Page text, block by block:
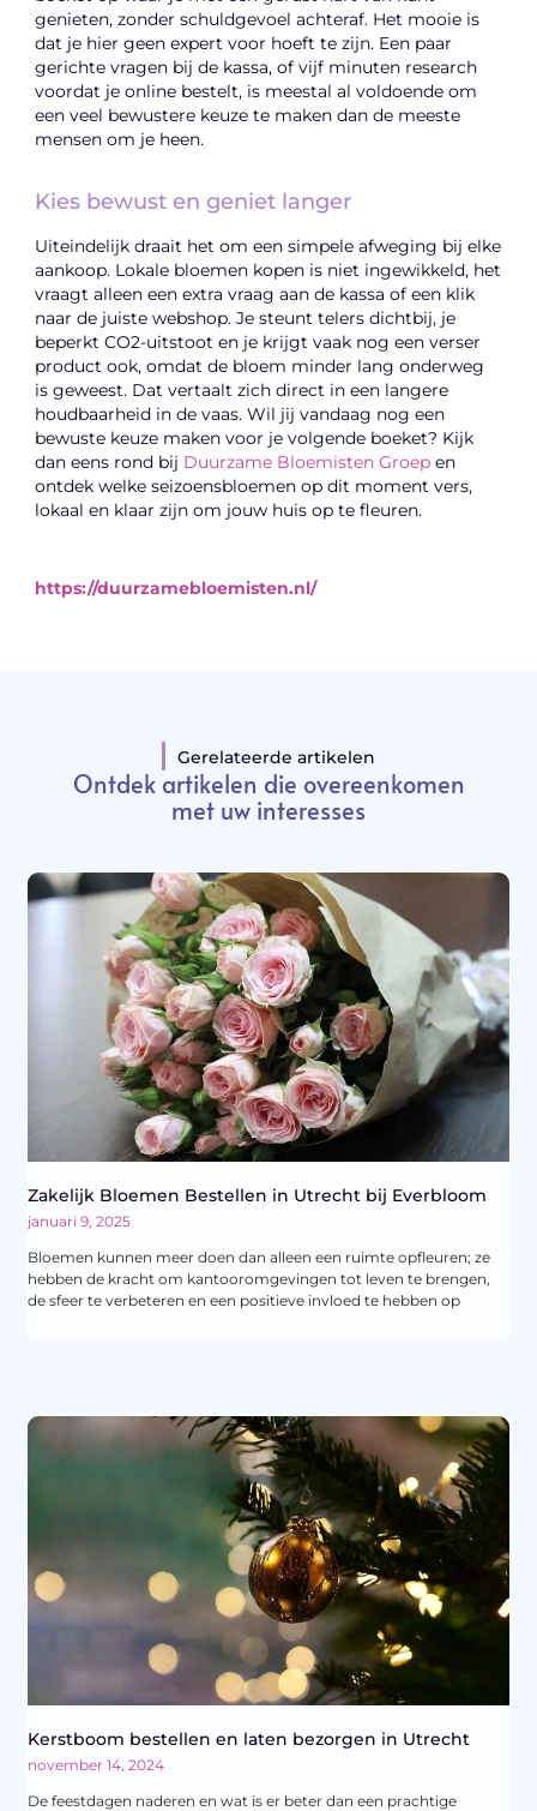
genieten, zonder schuldgevoel achteraf. Het mooie is
dat je hier geen expert voor hoeft te zijn. Een paar
gerichte vragen bij de kassa, of vijf minuten research
voordat je online bestelt, is meestal al voldoende om
een veel bewustere keuze te maken dan de meeste
mensen om je heen.
Kies bewust en geniet langer
Uiteindelijk draait het om een simpele afweging bij elke
aankoop. Lokale bloemen kopen is niet ingewikkeld, het
vraagt alleen een extra vraag aan de kassa of een klik
naar de juiste webshop. Je steunt telers dichtbij, je
beperkt CO2-uitstoot en je krijgt vaak nog een verser
product ook, omdat de bloem minder lang onderweg
is geweest. Dat vertaalt zich direct in een langere
houdbaarheid in de vaas. Wil jij vandaag nog een
bewuste keuze maken voor je volgende boeket? Kijk
dan eens rond bij Duurzame Bloemisten Groep en
ontdek welke seizoensbloemen op dit moment vers,
lokaal en klaar zijn om jouw huis op te fleuren.
https://duurzamebloemisten.nl/
Gerelateerde artikelen
Ontdek artikelen die overeenkomen
met uw interesses
Zakelijk Bloemen Bestellen in Utrecht bij Everbloom
januari 9, 2025
Bloemen kunnen meer doen dan alleen een ruimte opfleuren; ze
hebben de kracht om kantooromgevingen tot leven te brengen,
de sfeer te verbeteren en een positieve invloed te hebben op
Kerstboom bestellen en laten bezorgen in Utrecht
november 14, 2024
De feestdagen naderen en wat is er beter dan een prachtige